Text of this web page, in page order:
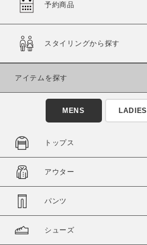
商品タイプ
通常商品
セール価格
在庫
在庫あり
予約商品
スタイリングから探す
アイテムを探す
MENS LADIES
トップス
アウター
パンツ
シューズ